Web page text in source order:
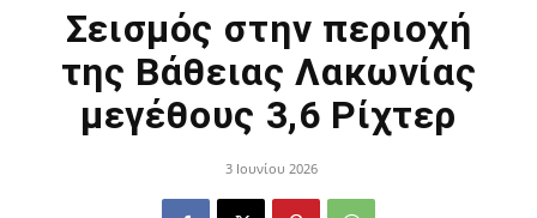
Σεισμός στην περιοχή
της Βάθειας Λακωνίας
μεγέθους 3,6 Ρίχτερ
3 Ιουνίου 2026